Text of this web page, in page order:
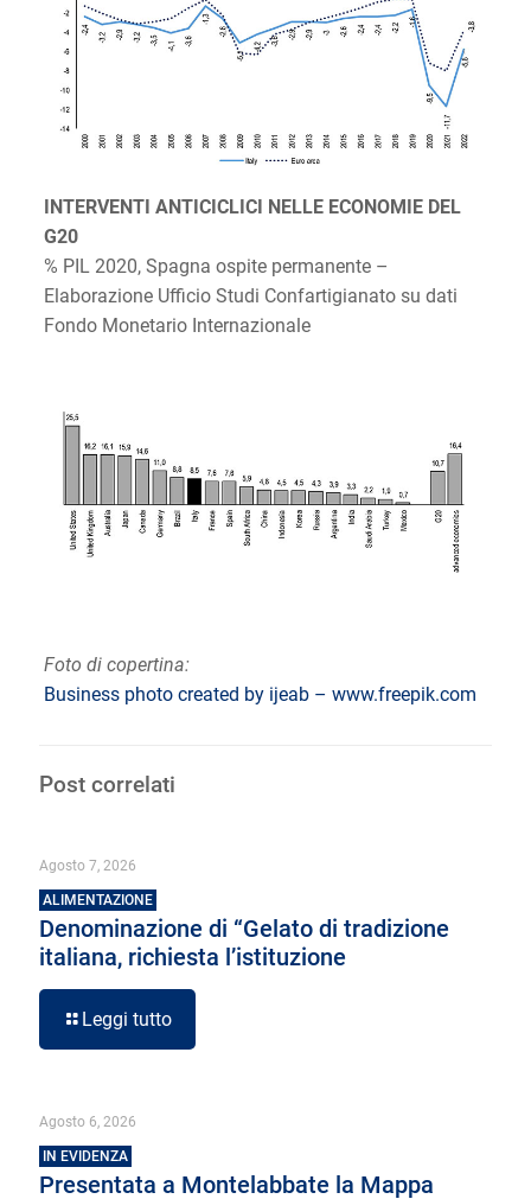
INTERVENTI ANTICICLICI NELLE ECONOMIE DEL
G20
% PIL 2020, Spagna ospite permanente –
Elaborazione Ufficio Studi Confartigianato su dati
Fondo Monetario Internazionale
Foto di copertina:
Business photo created by ijeab – www.freepik.com
Post correlati
Agosto 7, 2026
ALIMENTAZIONE
Denominazione di “Gelato di tradizione
italiana, richiesta l’istituzione
Leggi tutto
Agosto 6, 2026
IN EVIDENZA
Presentata a Montelabbate la Mappa